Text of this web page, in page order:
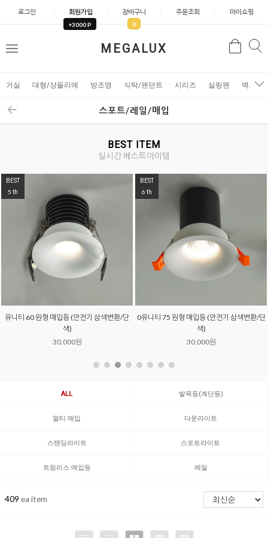
로그인 회원가입
+3000 P
장바구니
0
주문조회 마이쇼핑
MEGALUX
메
검
거실 대형/샹들리에 방조명 식탁/팬던트 시리즈 실링팬 벽조명
스포트/레일/매입
BEST ITEM
실시간 베스트아이템
BEST
5 th
유니티 60 원형 매입등 (안전기 삼색변환/단
색)
30,000원
BEST
6 th
0유니티 75 원형 매입등 (안전기 삼색변환/단
색)
30,000원
ALL 발목등(계단등)
멀티 매입 다운라이트
스탠딩라이트 스포트라이트
트림리스 매입등 레일
409 ea item